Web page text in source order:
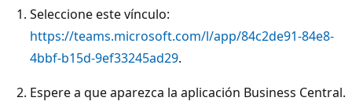
Seleccione este vínculo:
https://teams.microsoft.com/l/app/84c2de91-84e8-
4bbf-b15d-9ef33245ad29.
Espere a que aparezca la aplicación Business Central.